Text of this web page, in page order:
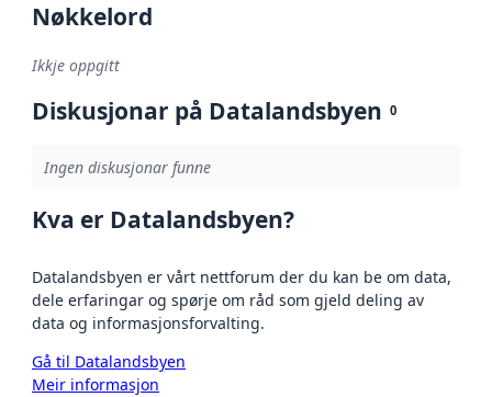
Nøkkelord
Ikkje oppgitt
Diskusjonar på Datalandsbyen 0
Ingen diskusjonar funne
Kva er Datalandsbyen?
Datalandsbyen er vårt nettforum der du kan be om data,
dele erfaringar og spørje om råd som gjeld deling av
data og informasjonsforvalting.
Gå til Datalandsbyen
Meir informasjon